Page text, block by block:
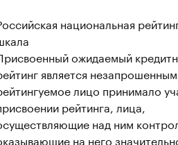
национальная
ожидаемый
является
лицо принимало
рейтинга, лица,
над ним
на него